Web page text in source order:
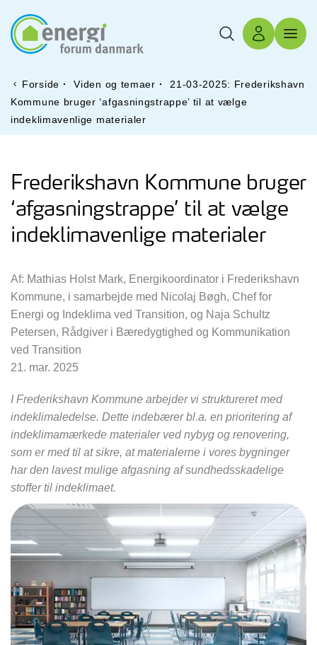
Søg Log ind
Forside · Viden og temaer ·
21-03-2025: Frederikshavn
Kommune bruger ‘afgasningstrappe’ til at vælge
indeklimavenlige materialer
Frederikshavn Kommune bruger
‘afgasningstrappe’ til at vælge
indeklimavenlige materialer
Af: Mathias Holst Mark, Energikoordinator i Frederikshavn
Kommune, i samarbejde med Nicolaj Bøgh, Chef for
Energi og Indeklima ved Transition, og Naja Schultz
Petersen, Rådgiver i Bæredygtighed og Kommunikation
ved Transition
21. mar. 2025
I Frederikshavn Kommune arbejder vi struktureret med
indeklimaledelse. Dette indebærer bl.a. en prioritering af
indeklimamærkede materialer ved nybyg og renovering,
som er med til at sikre, at materialerne i vores bygninger
har den lavest mulige afgasning af sundhedsskadelige
stoffer til indeklimaet.